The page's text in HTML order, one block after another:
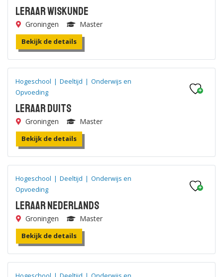
Leraar Wiskunde
Groningen Master
Bekijk de details
Hogeschool | Deeltijd | Onderwijs en
Opvoeding
Leraar Duits
Groningen Master
Bekijk de details
Hogeschool | Deeltijd | Onderwijs en
Opvoeding
Leraar Nederlands
Groningen Master
Bekijk de details